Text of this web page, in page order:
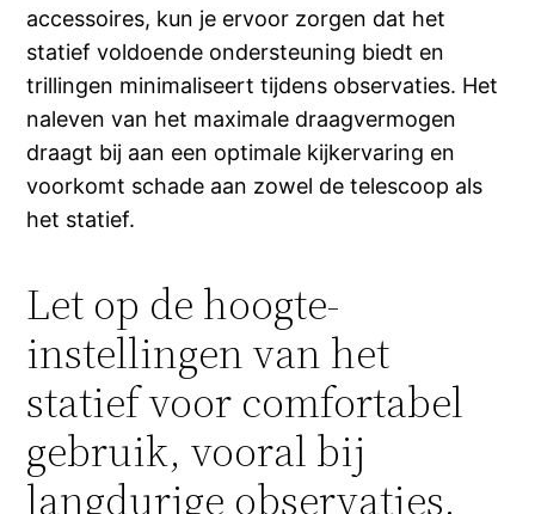
accessoires, kun je ervoor zorgen dat het
statief voldoende ondersteuning biedt en
trillingen minimaliseert tijdens observaties. Het
naleven van het maximale draagvermogen
draagt bij aan een optimale kijkervaring en
voorkomt schade aan zowel de telescoop als
het statief.
Let op de hoogte-
instellingen van het
statief voor comfortabel
gebruik, vooral bij
langdurige observaties.